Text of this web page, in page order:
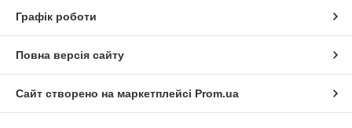
Графік роботи
Повна версія сайту
Сайт створено на маркетплейсі Prom.ua